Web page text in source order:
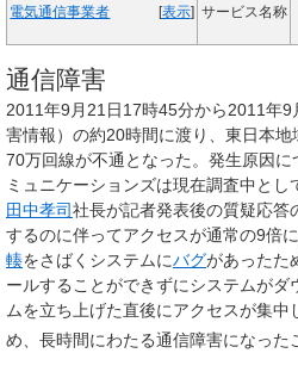
[表示]
電気通信事業者 サービス名称
通信障害
2011年9月21日17時45分から2011年
害情報）の約20時間に渡り、東日本
70万回線が不通となった。発生原因
ミュニケーションズは現在調査中と
田中孝司社長が記者発表後の質疑応答
するのに伴ってアクセスが通常の9倍
輳をさばくシステムにバグがあったた
ールすることができずにシステムがダ
ムを立ち上げた直後にアクセスが集中
め、長時間にわたる通信障害になった